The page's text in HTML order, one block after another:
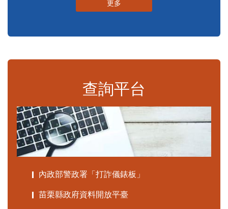
更多
查詢平台
內政部警政署「打詐儀錶板」
苗栗縣政府資料開放平臺